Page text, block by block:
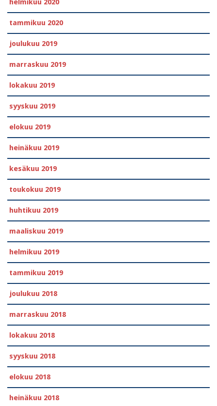
helmikuu 2020
tammikuu 2020
joulukuu 2019
marraskuu 2019
lokakuu 2019
syyskuu 2019
elokuu 2019
heinäkuu 2019
kesäkuu 2019
toukokuu 2019
huhtikuu 2019
maaliskuu 2019
helmikuu 2019
tammikuu 2019
joulukuu 2018
marraskuu 2018
lokakuu 2018
syyskuu 2018
elokuu 2018
heinäkuu 2018